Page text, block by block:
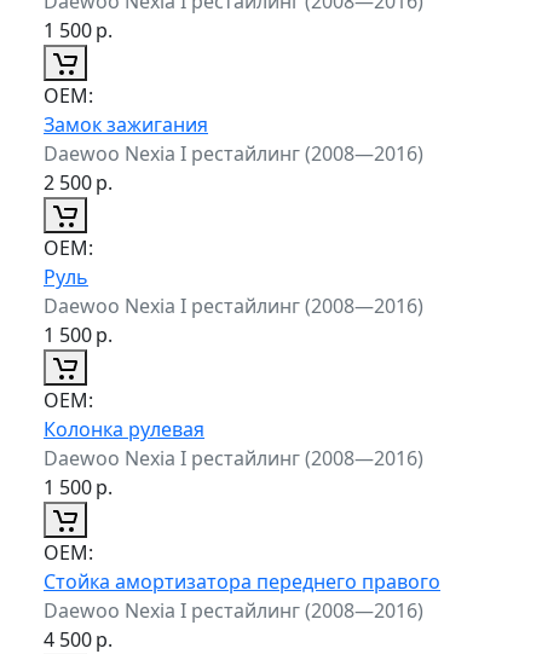
1 500р.
ОЕМ:
Замок зажигания
Daewoo Nexia I рестайлинг (2008—2016)
2 500р.
ОЕМ:
Руль
Daewoo Nexia I рестайлинг (2008—2016)
1 500р.
ОЕМ:
Колонка рулевая
Daewoo Nexia I рестайлинг (2008—2016)
1 500р.
ОЕМ:
Стойка амортизатора переднего правого
Daewoo Nexia I рестайлинг (2008—2016)
4 500р.